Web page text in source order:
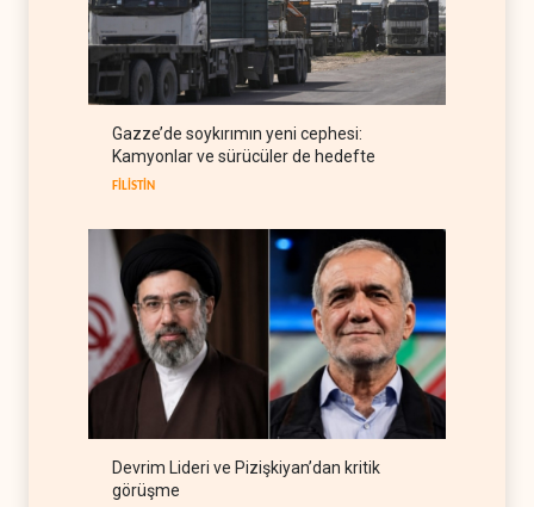
ABD'den Rus petrolünü alan
ülkelere yüzde 100'e varan
gümrük vergisi
RUSYA 09 Ağustos 2026
Demokratlar Trump için azil
süreci yerine soruşturma
Gazze’de soykırımın yeni cephesi:
Kamyonlar ve sürücüler de hedefte
FİLİSTİN
Devrim Lideri ve Pizişkiyan’dan kritik
görüşme